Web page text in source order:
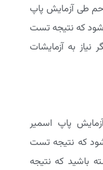
طی آزمایش پاپ
که نتیجه تست
به آزمایشات
پاپ اسمیر
که نتیجه تست
باشید که نتیجه